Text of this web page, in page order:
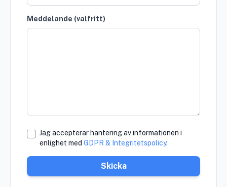
Meddelande (valfritt)
Jag accepterar hantering av informationen i
enlighet med GDPR & Integritetspolicy.
Skicka